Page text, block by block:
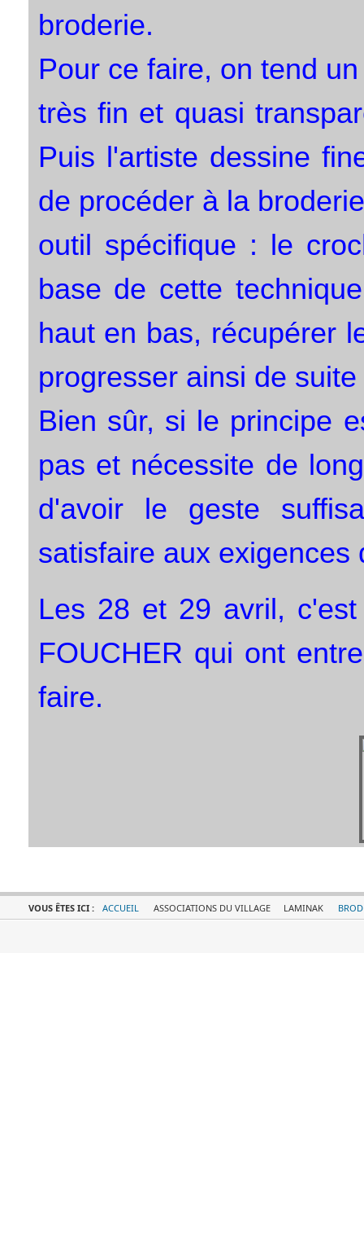
broderie.
Pour ce faire, on tend
très fin et quasi
Puis l'artiste dessine
de procéder à la
outil spécifique : le
base de cette
haut en bas, récupérer
progresser ainsi de
Bien sûr, si le principe
pas et nécessite de
d'avoir le geste
satisfaire aux exigences
Les 28 et 29 avril,
FOUCHER qui ont
faire.
VOUS ÊTES ICI : ACCUEIL ASSOCIATIONS DU VILLAGE LAMINAK